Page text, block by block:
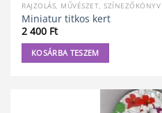
RAJZOLÁS, MŰVÉSZET, SZÍNEZŐKÖNYV
Miniatur titkos kert
2 400 Ft
KOSÁRBA TESZEM